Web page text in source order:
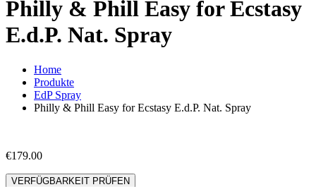
Philly & Phill Easy for Ecstasy
E.d.P. Nat. Spray
Home
Produkte
EdP Spray
Philly & Phill Easy for Ecstasy E.d.P. Nat. Spray
€179.00
VERFÜGBARKEIT PRÜFEN